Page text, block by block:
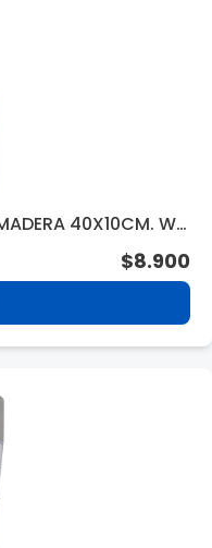
40X10CM. WB
$8.900